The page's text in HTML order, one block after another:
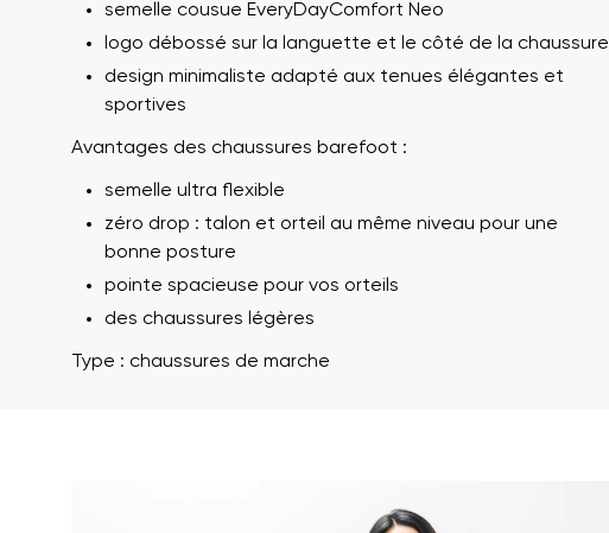
semelle cousue EveryDayComfort Neo
logo débossé sur la languette et le côté de la chaussure
design minimaliste adapté aux tenues élégantes et
sportives
Avantages des chaussures barefoot :
semelle ultra flexible
zéro drop : talon et orteil au même niveau pour une
bonne posture
pointe spacieuse pour vos orteils
des chaussures légères
Type : chaussures de marche
Question